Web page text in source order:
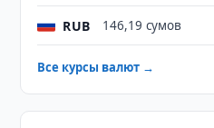
RUB 146,19 сумов
Все курсы валют →